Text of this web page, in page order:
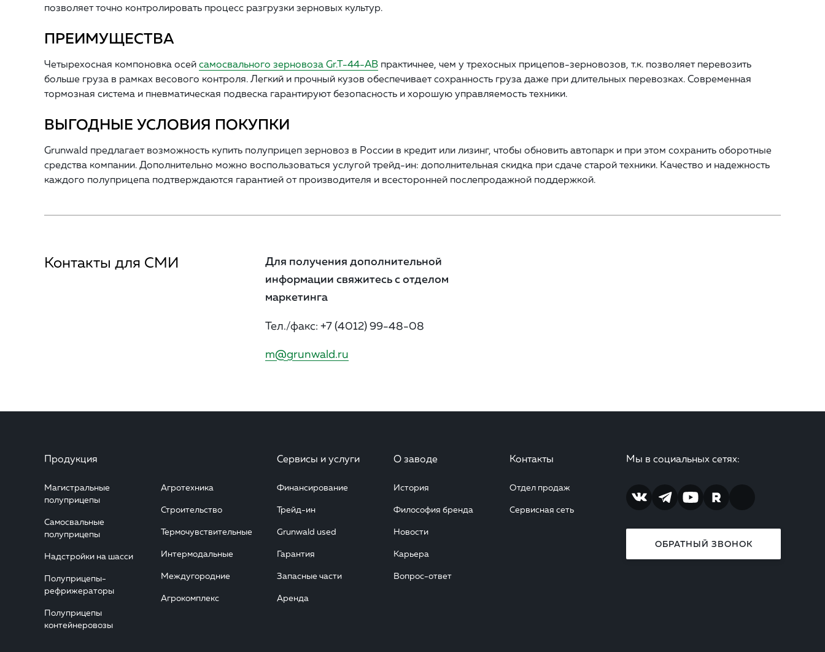
позволяет точно контролировать процесс разгрузки зерновых культур.
ПРЕИМУЩЕСТВА
Четырехосная компоновка осей самосвального зерновоза Gr.T-44-AB практичнее, чем у трехосных прицепов-зерновозов, т.к. позволяет перевозить
больше груза в рамках весового контроля. Легкий и прочный кузов обеспечивает сохранность груза даже при длительных перевозках. Современная
тормозная система и пневматическая подвеска гарантируют безопасность и хорошую управляемость техники.
ВЫГОДНЫЕ УСЛОВИЯ ПОКУПКИ
Grunwald предлагает возможность купить полуприцеп зерновоз в России в кредит или лизинг, чтобы обновить автопарк и при этом сохранить оборотные
средства компании. Дополнительно можно воспользоваться услугой трейд-ин: дополнительная скидка при сдаче старой техники. Качество и надежность
каждого полуприцепа подтверждаются гарантией от производителя и всесторонней послепродажной поддержкой.
Контакты для СМИ
Для получения дополнительной
информации свяжитесь с отделом
маркетинга
Тел./факс: +7 (4012) 99-48-08
m@grunwald.ru
Продукция
Магистральные
полуприцепы
Самосвальные
полуприцепы
Надстройки на шасси
Полуприцепы-
рефрижераторы
Полуприцепы
контейнеровозы
Агротехника
Строительство
Термочувствительные
Интермодальные
Междугородние
Агрокомплекс
Сервисы и услуги
Финансирование
Трейд-ин
Grunwald used
Гарантия
Запасные части
Аренда
О заводе
История
Философия бренда
Новости
Карьера
Вопрос-ответ
Контакты
Отдел продаж
Сервисная сеть
Мы в социальных сетях:
ОБРАТНЫЙ ЗВОНОК